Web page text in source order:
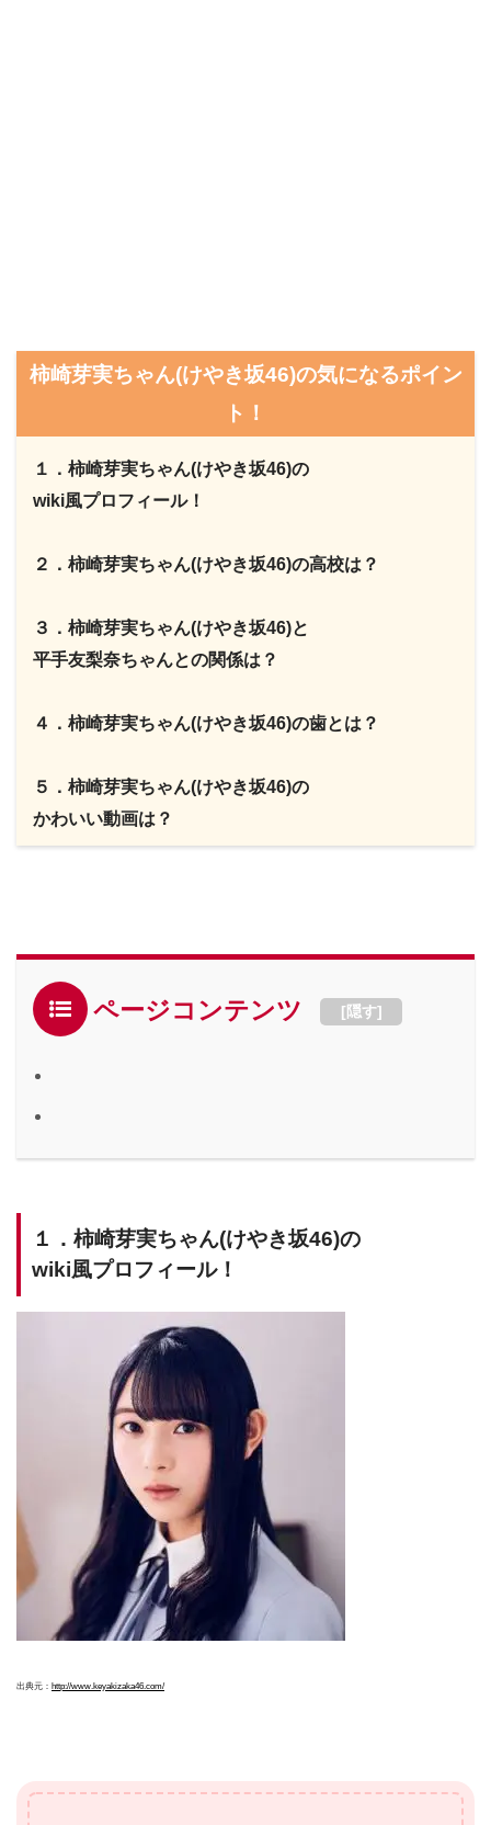
柿崎芽実ちゃん(けやき坂46)の気になるポイン
ト！
１．柿崎芽実ちゃん(けやき坂46)の
wiki風プロフィール！
２．柿崎芽実ちゃん(けやき坂46)の高校は？
３．柿崎芽実ちゃん(けやき坂46)と
平手友梨奈ちゃんとの関係は？
４．柿崎芽実ちゃん(けやき坂46)の歯とは？
５．柿崎芽実ちゃん(けやき坂46)の
かわいい動画は？
ページコンテンツ [隠す]
１．柿崎芽実ちゃん(けやき坂46)の
wiki風プロフィール！
出典元： http://www.keyakizaka46.com/